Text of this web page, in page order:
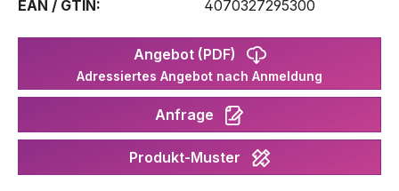
EAN / GTIN:
4070327295300
Angebot (PDF)
Adressiertes Angebot nach Anmeldung
Anfrage
Produkt-Muster